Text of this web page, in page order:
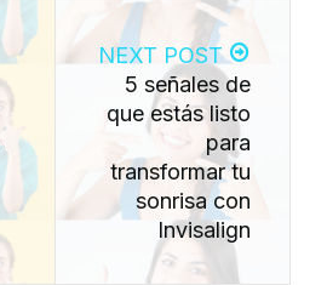
NEXT POST
5 señales de
que estás listo
para
transformar tu
sonrisa con
Invisalign